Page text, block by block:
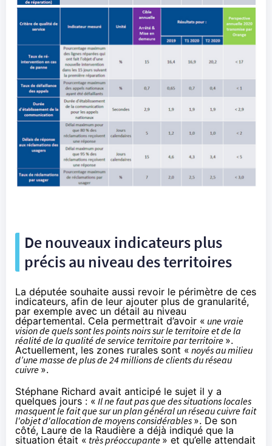
De nouveaux indicateurs plus
précis au niveau des territoires
La députée souhaite aussi revoir le périmètre de ces
indicateurs, afin de leur ajouter plus de granularité,
par exemple avec un détail au niveau
départemental. Cela permettrait d’avoir « une vraie
vision de quels sont les points noirs sur le territoire et de la
réalité de la qualité de service territoire par territoire ».
Actuellement, les zones rurales sont « noyés au milieu
d’une masse de plus de 24 millions de clients du réseau
cuivre ».
Stéphane Richard avait anticipé le sujet il y a
quelques jours : « Il ne faut pas que des situations locales
masquent le fait que sur un plan général un réseau cuivre fait
l'objet d'allocation de moyens considérables ». De son
côté, Laure de la Raudière a déjà indiqué que la
situation était « très préoccupante » et qu’elle attendait